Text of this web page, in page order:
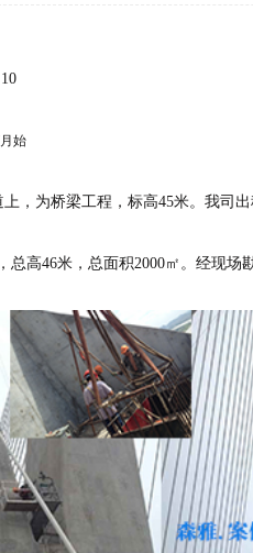
始
，为桥梁工程，标高45米。我司
高46米，总面积2000㎡。经现